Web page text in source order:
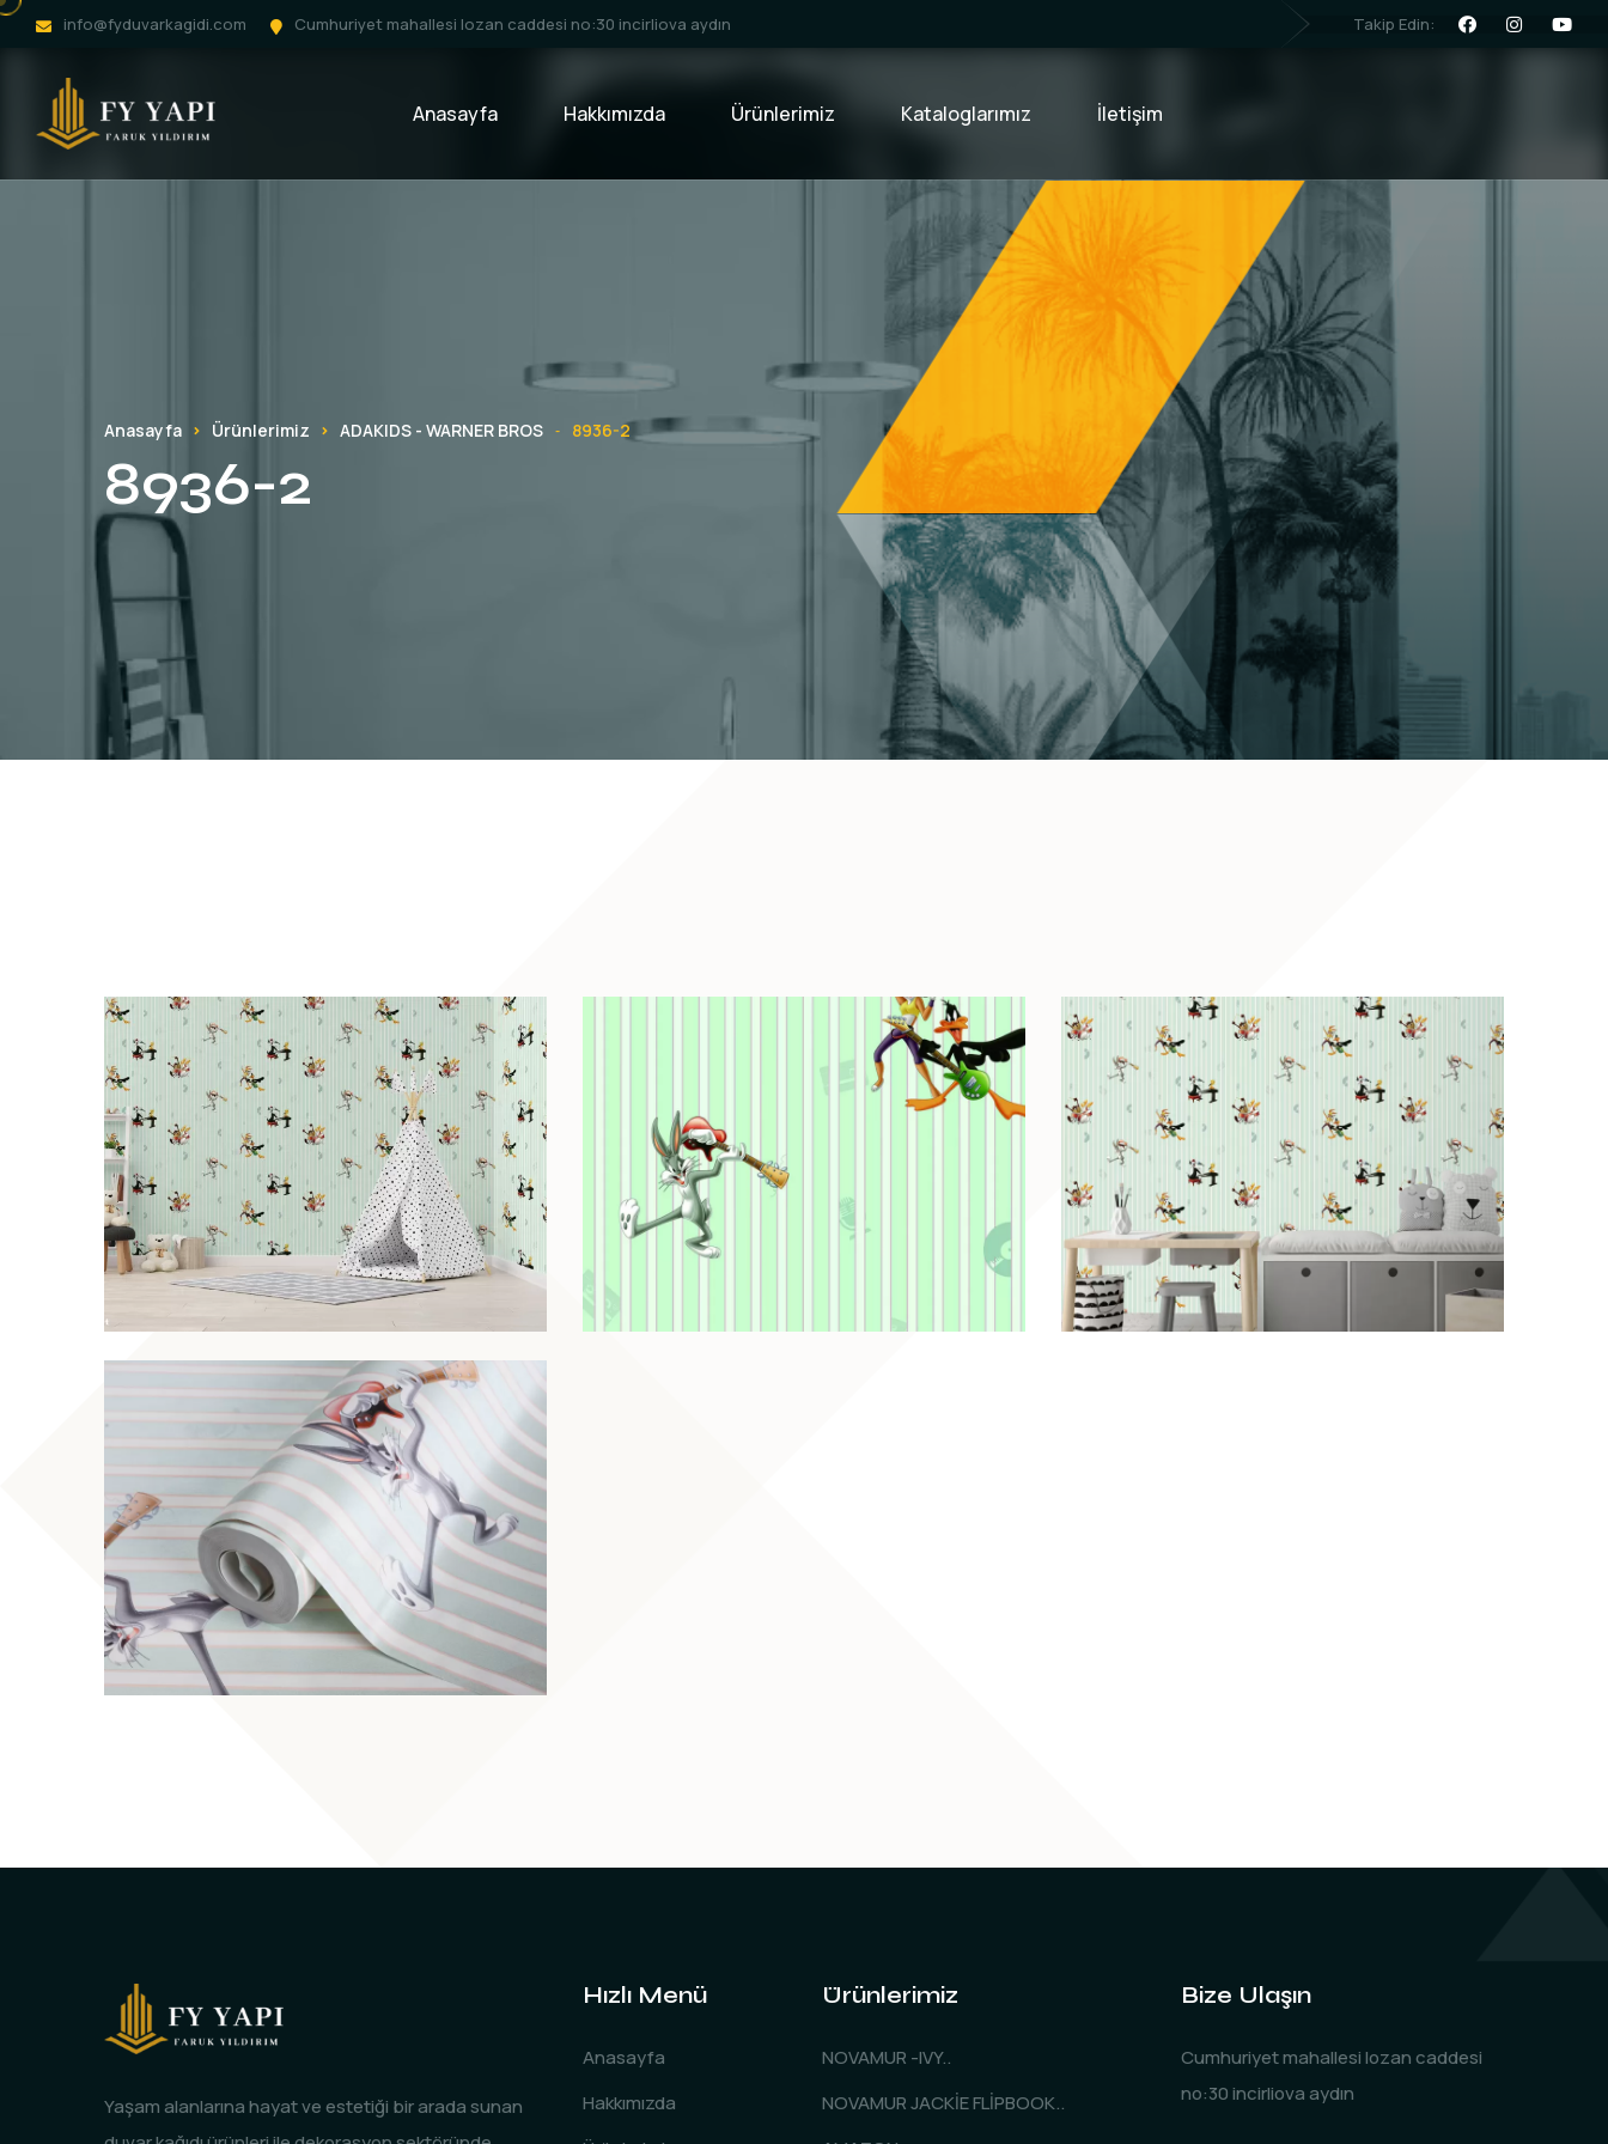
info@fyduvarkagidi.com Cumhuriyet mahallesi lozan caddesi no:30 incirliova aydın Takip Edin:
Anasayfa Hakkımızda Ürünlerimiz Kataloglarımız İletişim
Anasayfa Ürünlerimiz ADAKIDS - WARNER BROS - 8936-2
8936-2
Yaşam alanlarına hayat ve estetiği bir arada sunan
Hızlı Menü
Anasayfa
Hakkımızda
Ürünlerimiz
NOVAMUR -IVY..
NOVAMUR JACKİE FLİPBOOK..
Bize Ulaşın
Cumhuriyet mahallesi lozan caddesi
no:30 incirliova aydın